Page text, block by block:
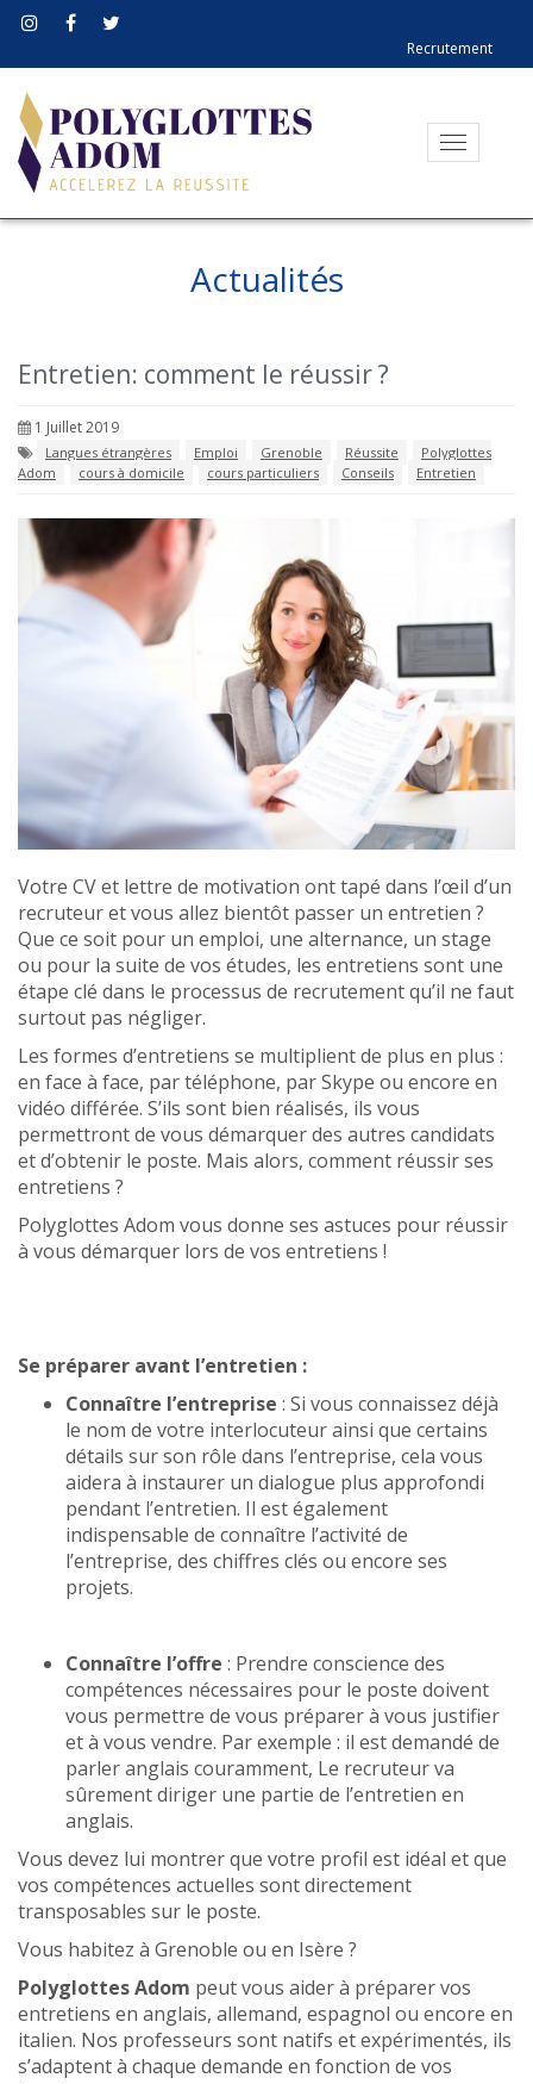
Recrutement
Toggle
Actualités
Entretien: comment le réussir ?
1 Juillet 2019
Langues étrangères Emploi Grenoble Réussite
Polyglottes
Adom
cours à domicile cours particuliers Conseils Entretien
Votre CV et lettre de motivation ont tapé dans l’œil d’un
recruteur et vous allez bientôt passer un entretien ?
Que ce soit pour un emploi, une alternance, un stage
ou pour la suite de vos études, les entretiens sont une
étape clé dans le processus de recrutement qu’il ne faut
surtout pas négliger.
Les formes d’entretiens se multiplient de plus en plus :
en face à face, par téléphone, par Skype ou encore en
vidéo différée. S’ils sont bien réalisés, ils vous
permettront de vous démarquer des autres candidats
et d’obtenir le poste. Mais alors, comment réussir ses
entretiens ?
Polyglottes Adom vous donne ses astuces pour réussir
à vous démarquer lors de vos entretiens !
Se préparer avant l’entretien :
Connaître l’entreprise : Si vous connaissez déjà
le nom de votre interlocuteur ainsi que certains
détails sur son rôle dans l’entreprise, cela vous
aidera à instaurer un dialogue plus approfondi
pendant l’entretien. Il est également
indispensable de connaître l’activité de
l’entreprise, des chiffres clés ou encore ses
projets.
Connaître l’offre : Prendre conscience des
compétences nécessaires pour le poste doivent
vous permettre de vous préparer à vous justifier
et à vous vendre. Par exemple : il est demandé de
parler anglais couramment, Le recruteur va
sûrement diriger une partie de l’entretien en
anglais.
Vous devez lui montrer que votre profil est idéal et que
vos compétences actuelles sont directement
transposables sur le poste.
Vous habitez à Grenoble ou en Isère ?
Polyglottes Adom peut vous aider à préparer vos
entretiens en anglais, allemand, espagnol ou encore en
italien. Nos professeurs sont natifs et expérimentés, ils
s’adaptent à chaque demande en fonction de vos